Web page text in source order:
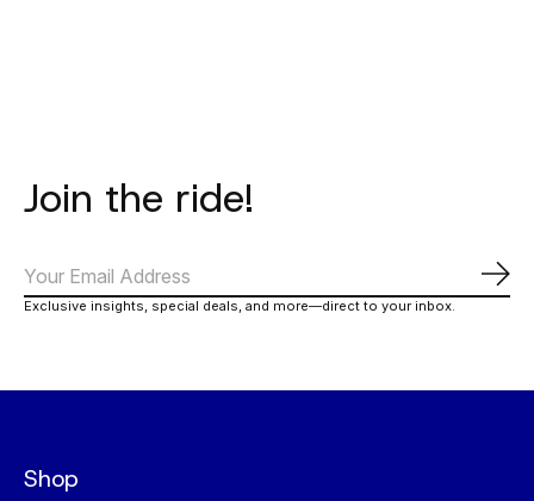
Join the ride!
Exclusive insights, special deals, and more—direct to your inbox.
Shop